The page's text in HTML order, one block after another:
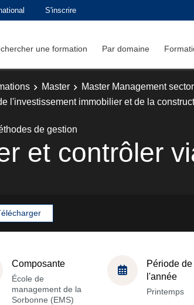
S'inscrire
une formation Par domaine
Master
Master Management
l'investissement immobilier et de la
de gestion
et contrôler
Composante
École de
management de la
Sorbonne (EMS)
Période de
l'année
Printemps